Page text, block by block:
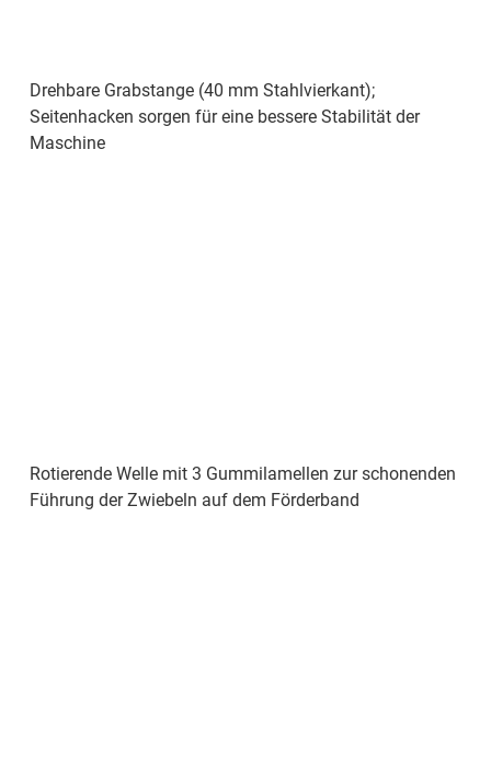
Drehbare Grabstange (40 mm Stahlvierkant);
Seitenhacken sorgen für eine bessere Stabilität der
Maschine
Rotierende Welle mit 3 Gummilamellen zur schonenden
Führung der Zwiebeln auf dem Förderband